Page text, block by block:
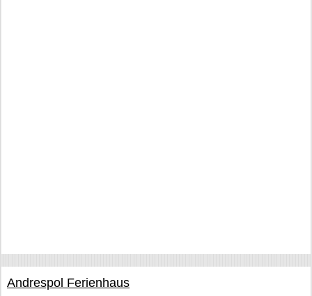
Andrespol Ferienhaus